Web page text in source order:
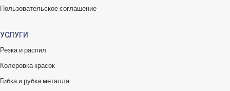
Пользовательское соглашение
УСЛУГИ
Резка и распил
Колеровка красок
Гибка и рубка металла